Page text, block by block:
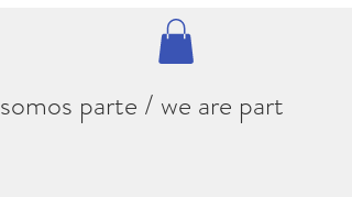
somos parte / we are part